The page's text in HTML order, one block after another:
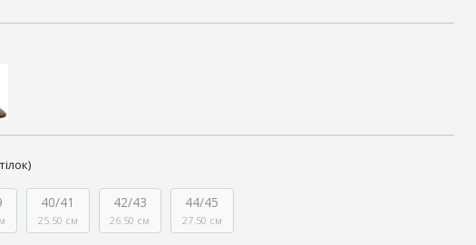
40/41
25.50 см
42/43
26.50 см
44/45
27.50 см